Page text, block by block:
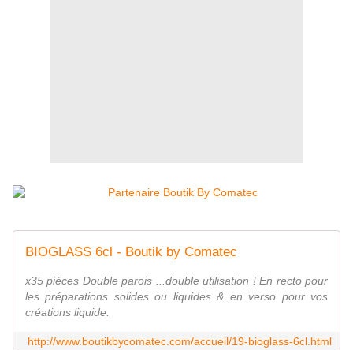
BIOGLASS 6cl - Boutik by Comatec
x35 pièces Double parois ...double utilisation ! En recto pour
les préparations solides ou liquides & en verso pour vos
créations liquide.
http://www.boutikbycomatec.com/accueil/19-bioglass-6cl.html